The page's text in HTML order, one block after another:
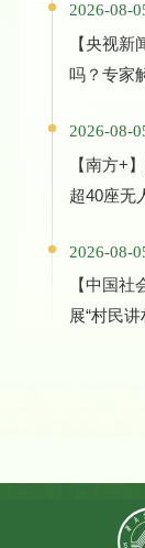
2026-08-
【央视
吗？专家
2026-08-
【南方+
超40座无
2026-08-
【中国
展“村民